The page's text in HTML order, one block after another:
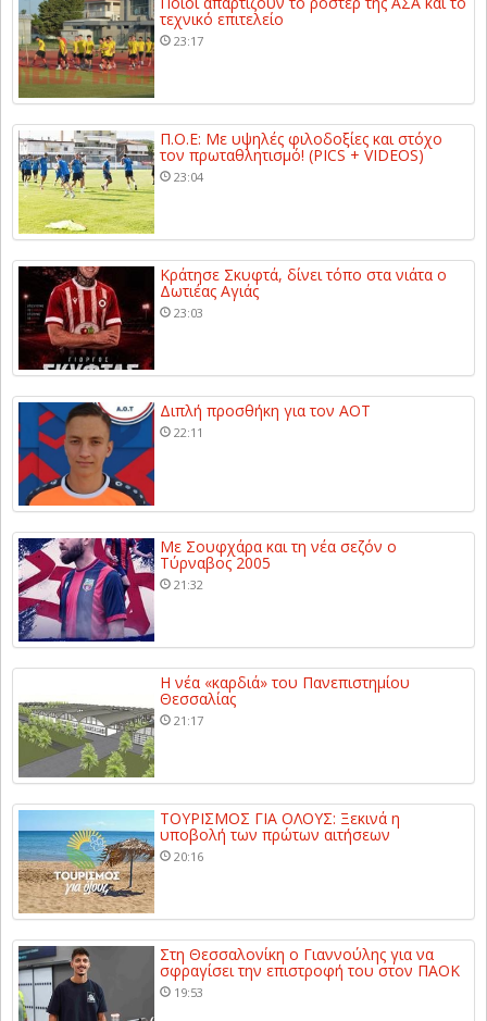
τεχνικό επιτελείο
23:17
Π.Ο.Ε: Με υψηλές φιλοδοξίες και στόχο
τον πρωταθλητισμό! (PICS + VIDEOS)
23:04
Κράτησε Σκυφτά, δίνει τόπο στα νιάτα ο
Δωτιέας Αγιάς
23:03
Διπλή προσθήκη για τον ΑΟΤ
22:11
Με Σουφχάρα και τη νέα σεζόν ο
Τύρναβος 2005
21:32
Η νέα «καρδιά» του Πανεπιστημίου
Θεσσαλίας
21:17
ΤΟΥΡΙΣΜΟΣ ΓΙΑ ΟΛΟΥΣ: Ξεκινά η
υποβολή των πρώτων αιτήσεων
20:16
Στη Θεσσαλονίκη ο Γιαννούλης για να
σφραγίσει την επιστροφή του στον ΠΑΟΚ
19:53